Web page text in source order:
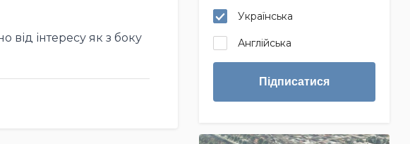
від інтересу як з боку
Українська
Англійська
Підписатися